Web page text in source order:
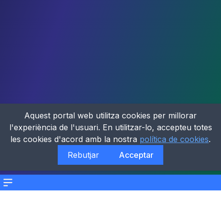
Menu
Aquest portal web utilitza cookies per millorar
l'experiència de l'usuari. En utilitzar-lo, accepteu totes
les cookies d'acord amb la nostra política de cookies.
Rebutjar
Acceptar